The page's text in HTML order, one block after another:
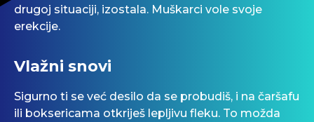
drugoj situaciji, izostala. Muškarci vole svoje
erekcije.
Vlažni snovi
Sigurno ti se već desilo da se probudiš, i na čaršafu
ili boksericama otkriješ lepljivu fleku. To možda